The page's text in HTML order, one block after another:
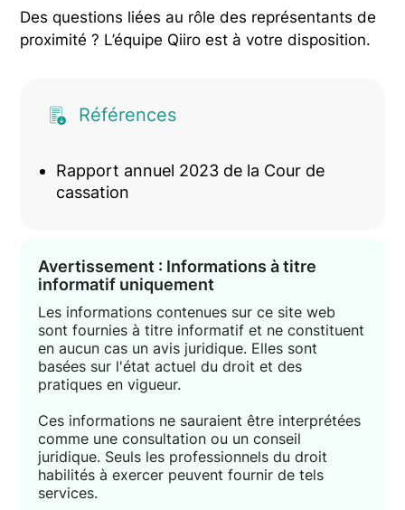
Des questions liées au rôle des représentants de
proximité ? L’équipe Qiiro est à votre disposition.
Références
Rapport annuel 2023 de la Cour de
cassation
Avertissement : Informations à titre
informatif uniquement
Les informations contenues sur ce site web
sont fournies à titre informatif et ne constituent
en aucun cas un avis juridique. Elles sont
basées sur l'état actuel du droit et des
pratiques en vigueur.
Ces informations ne sauraient être interprétées
comme une consultation ou un conseil
juridique. Seuls les professionnels du droit
habilités à exercer peuvent fournir de tels
services.